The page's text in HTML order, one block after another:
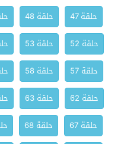
حلقة 47
حلقة 48
حلقة 52
حلقة 53
حلقة 57
حلقة 58
حلقة 62
حلقة 63
حلقة 67
حلقة 68